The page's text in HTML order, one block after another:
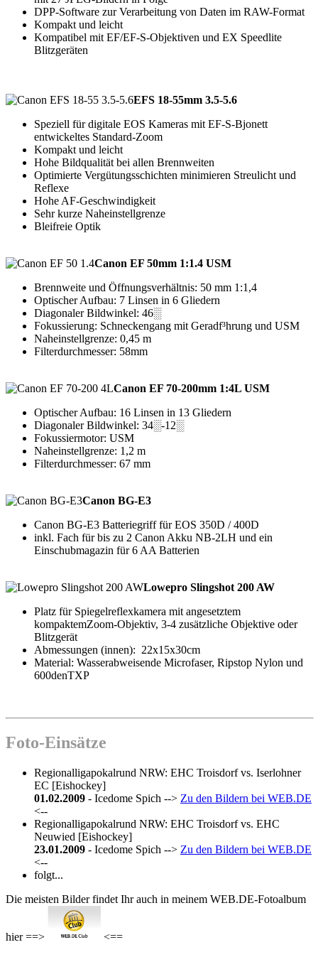
DPP-Software zur Verarbeitung von Daten im RAW-Format
Kompakt und leicht
Kompatibel mit EF/EF-S-Objektiven und EX Speedlite
Blitzgeräten
EFS 18-55mm 3.5-5.6
Speziell für digitale EOS Kameras mit EF-S-Bjonett
entwickeltes Standard-Zoom
Kompakt und leicht
Hohe Bildqualität bei allen Brennweiten
Optimierte Vergütungsschichten minimieren Streulicht und
Reflexe
Hohe AF-Geschwindigkeit
Sehr kurze Naheinstellgrenze
Bleifreie Optik
Canon EF 50mm 1:1.4 USM
Brennweite und Öffnungsverhältnis: 50 mm 1:1,4
Optischer Aufbau: 7 Linsen in 6 Gliedern
Diagonaler Bildwinkel: 46░
Fokussierung: Schneckengang mit Geradf³hrung und USM
Naheinstellgrenze: 0,45 m
Filterdurchmesser: 58mm
Canon EF 70-200mm 1:4L USM
Optischer Aufbau: 16 Linsen in 13 Gliedern
Diagonaler Bildwinkel: 34░-12░
Fokussiermotor: USM
Naheinstellgrenze: 1,2 m
Filterdurchmesser: 67 mm
Canon BG-E3
Canon BG-E3 Batteriegriff für EOS 350D / 400D
inkl. Fach für bis zu 2 Canon Akku NB-2LH und ein
Einschubmagazin für 6 AA Batterien
Lowepro Slingshot 200 AW
Platz für Spiegelreflexkamera mit angesetztem
kompaktemZoom-Objektiv, 3-4 zusätzliche Objektive oder
Blitzgerät
Abmessungen (innen): 22x15x30cm
Material: Wasserabweisende Microfaser, Ripstop Nylon und
600denTXP
Foto-Einsätze
Regionalligapokalrund NRW: EHC Troisdorf vs. Iserlohner
EC [Eishockey]
01.02.2009 - Icedome Spich --> Zu den Bildern bei WEB.DE
<--
Regionalligapokalrund NRW: EHC Troisdorf vs. EHC
Neuwied [Eishockey]
23.01.2009 - Icedome Spich --> Zu den Bildern bei WEB.DE
<--
folgt...
Die meisten Bilder findet Ihr auch in meinem WEB.DE-Fotoalbum
hier ==>
<==